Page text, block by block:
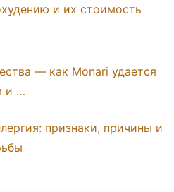
и их стоимость
— как Monari удается
и …
признаки, причины и